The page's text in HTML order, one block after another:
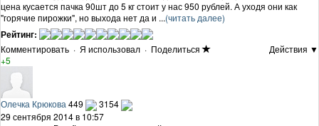
цена кусается пачка 90шт до 5 кг стоит у нас 950 рублей. А уходя они как
"горячие пирожки", но выхода нет да и ...(читать далее)
Рейтинг:
Комментировать · Я использовал · Поделиться
Действия ▼
+5
Олечка Крюкова 449
3154
29 сентября 2014 в 10:57